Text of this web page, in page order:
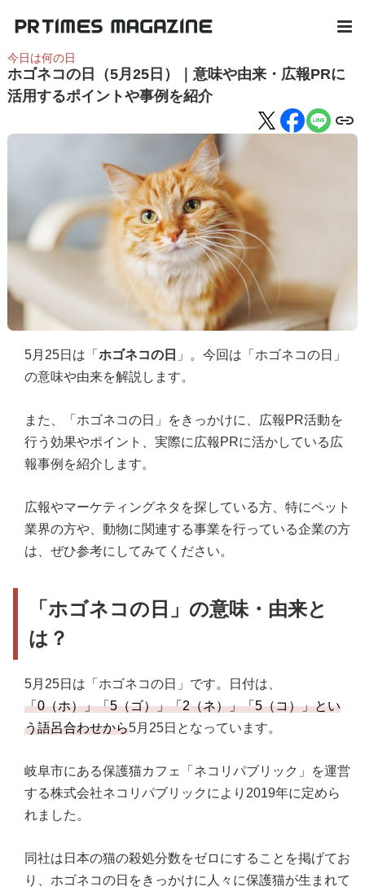
今日は何の日
ホゴネコの日（5月25日）｜意味や由来・広報PRに
活用するポイントや事例を紹介
5月25日は「 ホゴネコの日 」。今回は「ホゴネコの日」
の意味や由来を解説します。
また、「ホゴネコの日」をきっかけに、広報PR活動を
行う効果やポイント、実際に広報PRに活かしている広
報事例を紹介します。
広報やマーケティングネタを探している方、特にペット
業界の方や、動物に関連する事業を行っている企業の方
は、ぜひ参考にしてみてください。
「ホゴネコの日」の意味・由来と
は？
5月25日は「ホゴネコの日」です。日付は、
「0（ホ）」「5（ゴ）」「2（ネ）」「5（コ）」とい
う語呂合わせから5月25日となっています。
岐阜市にある保護猫カフェ「ネコリパブリック」を運営
する株式会社ネコリパブリックにより2019年に定めら
れました。
同社は日本の猫の殺処分数をゼロにすることを掲げてお
り、ホゴネコの日をきっかけに人々に保護猫が生まれて